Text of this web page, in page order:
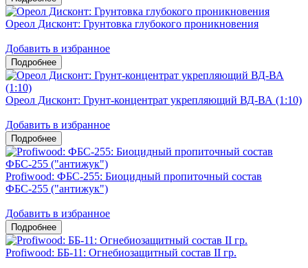
Ореол Дисконт: Грунтовка глубокого проникновения
Добавить в избранное
Ореол Дисконт: Грунт-концентрат укрепляющий ВД-ВА (1:10)
Добавить в избранное
Profiwood: ФБС-255: Биоцидный пропиточный состав
ФБС-255 ("антижук")
Добавить в избранное
Profiwood: ББ-11: Огнебиозащитный состав II гр.